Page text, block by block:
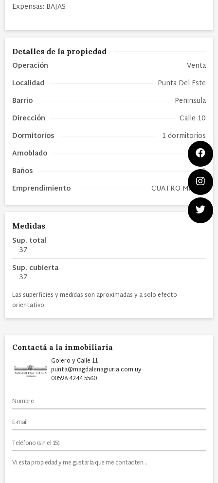
Expensas: BAJAS
Detalles de la propiedad
Operación
Venta
Localidad
Punta Del Este
Barrio
Peninsula
Dirección
Calle 10
Dormitorios
1 dormitorios
Amoblado
Sí
Baños
1
Emprendimiento
CUATRO MARES
Medidas
Sup. total
37
Sup. cubierta
37
Las superficies y medidas son aproximadas y a solo efecto
orientativo.
Contactá a la inmobiliaria
Golero y Calle 11
punta@magdalenagiuria.com.uy
00598 4244 5560